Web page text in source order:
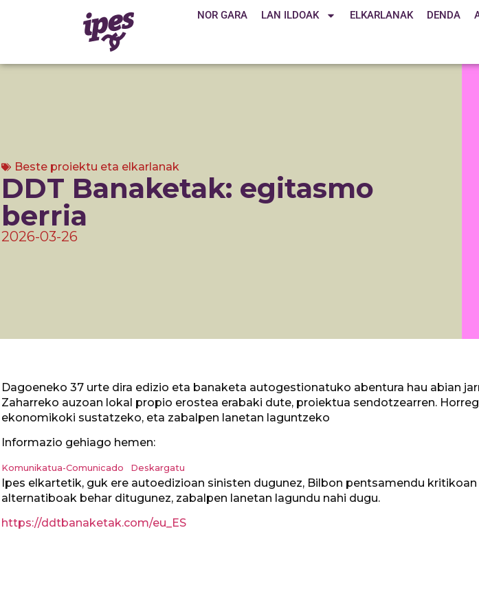
NOR GARA LAN ILDOAK ELKARLANAK DENDA
Beste proiektu eta elkarlanak
DDT Banaketak: egitasmo
berria
2026-03-26
Dagoeneko 37 urte dira edizio eta banaketa autogestionatuko abentura hau abian
Zaharreko auzoan lokal propio erostea erabaki dute, proiektua sendotzearren.
ekonomikoki sustatzeko, eta zabalpen lanetan laguntzeko
Informazio gehiago hemen:
Komunikatua-Comunicado Deskargatu
Ipes elkartetik, guk ere autoedizioan sinisten dugunez, Bilbon pentsamendu
alternatiboak behar ditugunez, zabalpen lanetan lagundu nahi dugu.
https://ddtbanaketak.com/eu_ES